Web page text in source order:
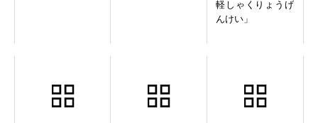
軽しゃくりょうげ
んけい」